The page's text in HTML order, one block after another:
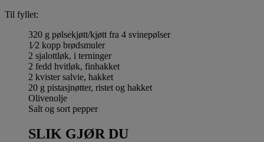
Til fyllet:
320 g pølsekjøtt/kjøtt fra 4 svinepølser
1⁄2 kopp brødsmuler
2 sjalottløk, i terninger
2 fedd hvitløk, finhakket
2 kvister salvie, hakket
20 g pistasjnøtter, ristet og hakket
Olivenolje
Salt og sort pepper
SLIK GJØR DU